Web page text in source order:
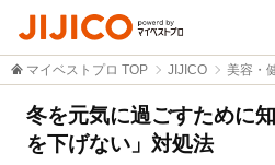
マイベストプロ TOP JIJICO 美容・
冬を元気に過ごすために
を下げない」対処法